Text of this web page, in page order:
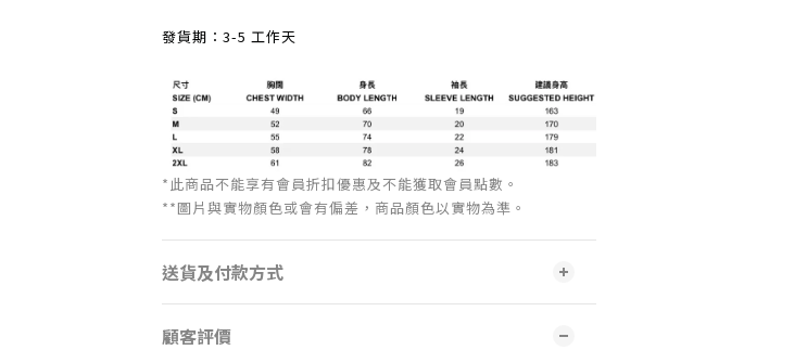
發貨期：3-5 工作天
* 此商品不能享有會員折扣優惠及不能獲取會員點數。
**圖片與實物顏色或會有偏差，商品顏色以實物為準。
送貨及付款方式
顧客評價